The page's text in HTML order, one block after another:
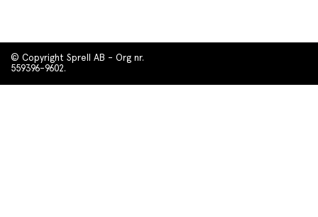
© Copyright Sprell AB - Org nr.
559396-9602.